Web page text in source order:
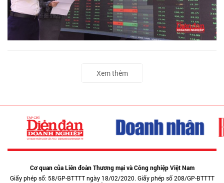
Xem thêm
Cơ quan của Liên đoàn Thương mại và Công nghiệp Việt Nam
Giấy phép số: 58/GP-BTTTT ngày 18/02/2020. Giấy phép số 208/GP-BTTTT